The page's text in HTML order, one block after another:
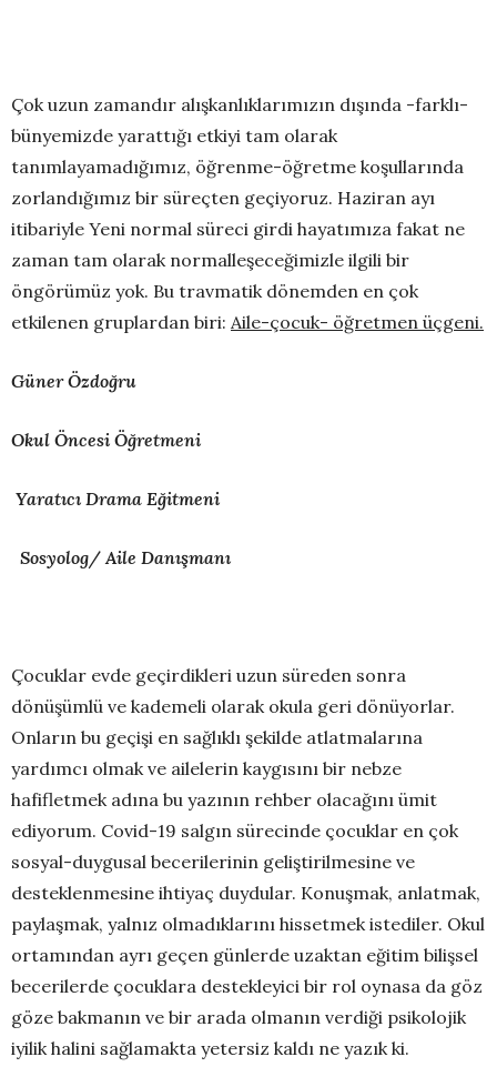
Çok uzun zamandır alışkanlıklarımızın dışında -farklı-
bünyemizde yarattığı etkiyi tam olarak
tanımlayamadığımız, öğrenme-öğretme koşullarında
zorlandığımız bir süreçten geçiyoruz. Haziran ayı
itibariyle Yeni normal süreci girdi hayatımıza fakat ne
zaman tam olarak normalleşeceğimizle ilgili bir
öngörümüz yok. Bu travmatik dönemden en çok
etkilenen gruplardan biri: Aile-çocuk- öğretmen üçgeni.
Güner Özdoğru
Okul Öncesi Öğretmeni
Yaratıcı Drama Eğitmeni
Sosyolog/ Aile Danışmanı
Çocuklar evde geçirdikleri uzun süreden sonra
dönüşümlü ve kademeli olarak okula geri dönüyorlar.
Onların bu geçişi en sağlıklı şekilde atlatmalarına
yardımcı olmak ve ailelerin kaygısını bir nebze
hafifletmek adına bu yazının rehber olacağını ümit
ediyorum. Covid-19 salgın sürecinde çocuklar en çok
sosyal-duygusal becerilerinin geliştirilmesine ve
desteklenmesine ihtiyaç duydular. Konuşmak, anlatmak,
paylaşmak, yalnız olmadıklarını hissetmek istediler. Okul
ortamından ayrı geçen günlerde uzaktan eğitim bilişsel
becerilerde çocuklara destekleyici bir rol oynasa da göz
göze bakmanın ve bir arada olmanın verdiği psikolojik
iyilik halini sağlamakta yetersiz kaldı ne yazık ki.